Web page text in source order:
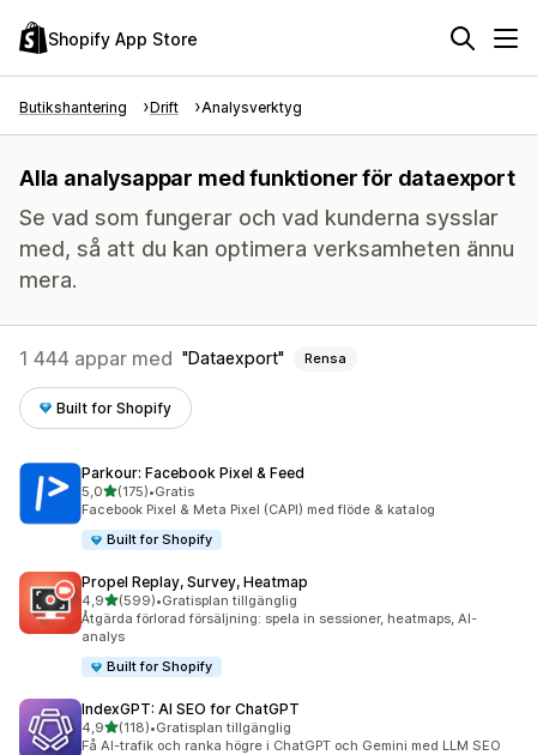
Shopify App Store
Butikshantering Drift Analysverktyg
Alla analysappar med funktioner för dataexport
Se vad som fungerar och vad kunderna sysslar
med, så att du kan optimera verksamheten ännu
mera.
1 444 appar med Dataexport Rensa
Built for Shopify
Parkour: Facebook Pixel & Feed
5,0av 5 stjärnor
(175)
175 recensioner totalt
•Gratis
Facebook Pixel & Meta Pixel (CAPI) med flöde & katalog
Built for Shopify
Propel Replay, Survey, Heatmap
4,9av 5 stjärnor
(599)
599 recensioner totalt
•Gratisplan tillgänglig
Åtgärda förlorad försäljning: spela in sessioner, heatmaps, AI-
analys
Built for Shopify
IndexGPT: AI SEO for ChatGPT
4,9av 5 stjärnor
(118)
118 recensioner totalt
•Gratisplan tillgänglig
Få AI-trafik och ranka högre i ChatGPT och Gemini med LLM SEO